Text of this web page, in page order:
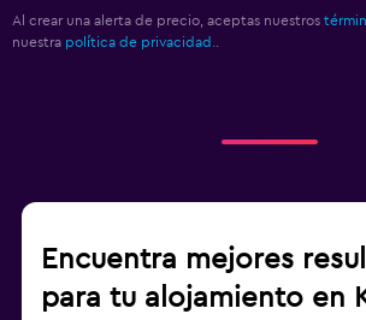
Al crear una alerta de precio, aceptas nuestros
nuestra política de privacidad.
Encuentra mejores
para tu alojamiento en